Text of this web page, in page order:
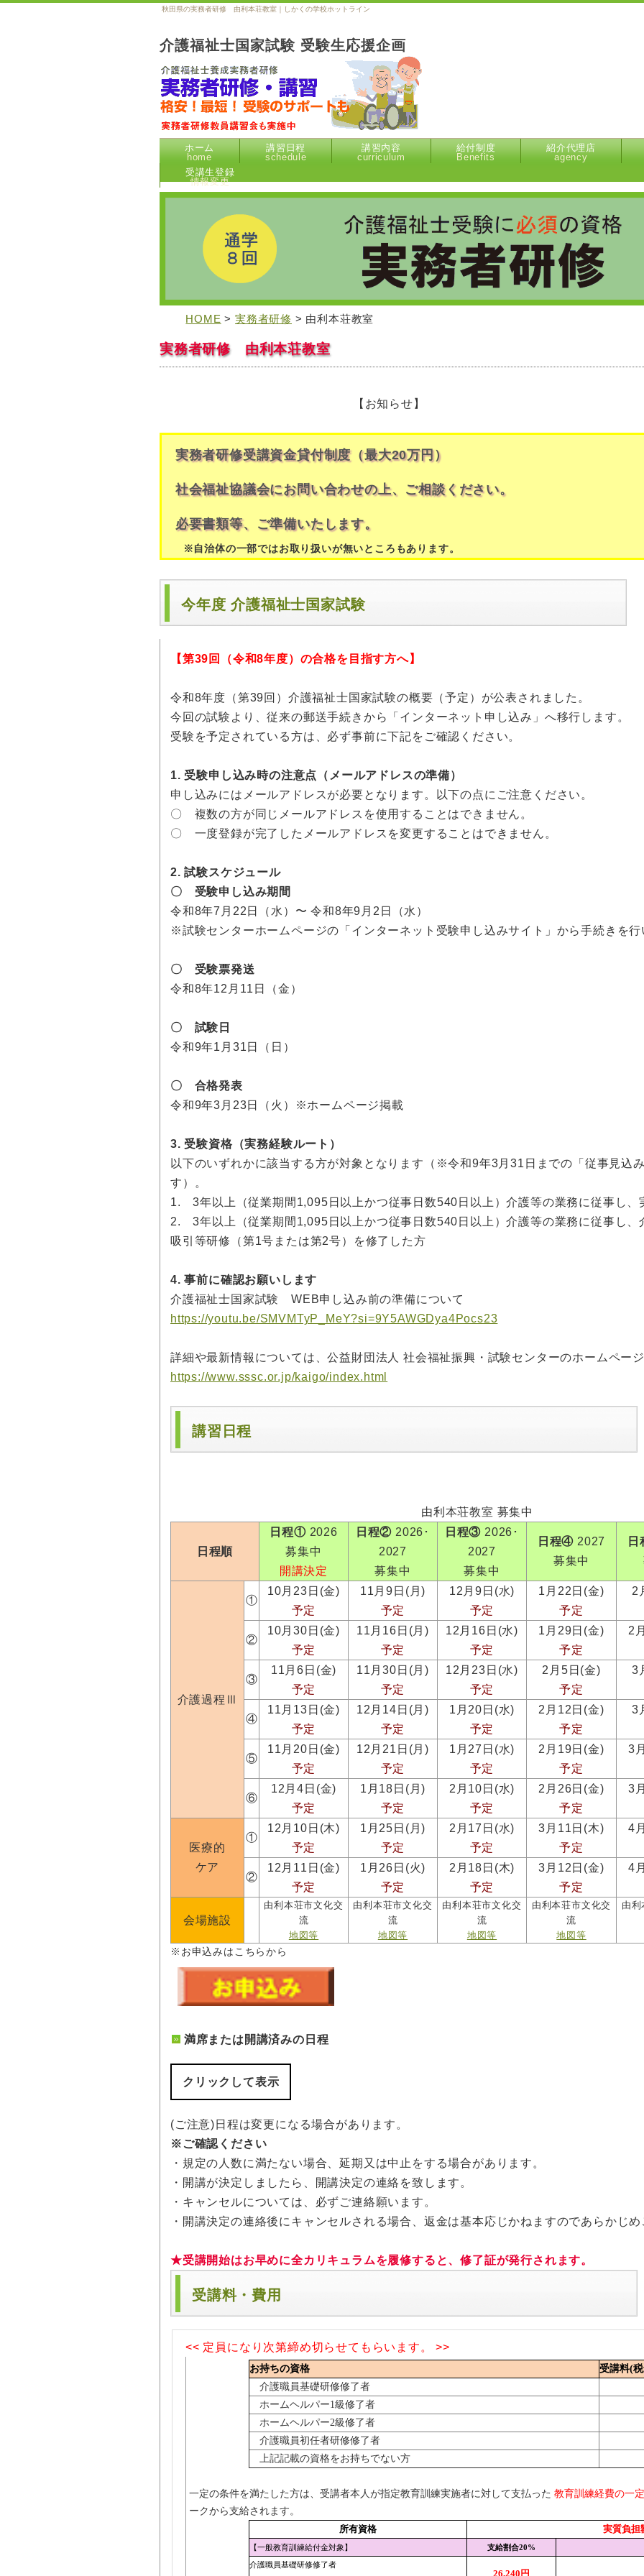
秋田県の実務者研修 由利本荘教室｜しかくの学校ホットライン
介護福祉士国家試験 受験生応援企画
ホーム
home
講習日程
schedule
講習内容
curriculum
給付制度
Benefits
紹介代理店
agency
受講生登録
情報変更
HOME >実務者研修 > 由利本荘教室
実務者研修 由利本荘教室
【お知らせ】
実務者研修受講資金貸付制度（最大20万円）
社会福祉協議会にお問い合わせの上、ご相談ください。
必要書類等、ご準備いたします。
※自治体の一部ではお取り扱いが無いところもあります。
今年度 介護福祉士国家試験
【第39回（令和8年度）の合格を目指す方へ】
令和8年度（第39回）介護福祉士国家試験の概要（予定）が公表されました。
今回の試験より、従来の郵送手続きから「インターネット申し込み」へ移行します。
受験を予定されている方は、必ず事前に下記をご確認ください。
1. 受験申し込み時の注意点（メールアドレスの準備）
申し込みにはメールアドレスが必要となります。以下の点にご注意ください。
〇 複数の方が同じメールアドレスを使用することはできません。
〇 一度登録が完了したメールアドレスを変更することはできません。
2. 試験スケジュール
〇 受験申し込み期間
令和8年7月22日（水）〜 令和8年9月2日（水）
※試験センターホームページの「インターネット受験申し込みサイト」から手続きを行
〇 受験票発送
令和8年12月11日（金）
〇 試験日
令和9年1月31日（日）
〇 合格発表
令和9年3月23日（火）※ホームページ掲載
3. 受験資格（実務経験ルート）
以下のいずれかに該当する方が対象となります（※令和9年3月31日までの「従事見込
す）。
1. 3年以上（従業期間1,095日以上かつ従事日数540日以上）介護等の業務に従事し、
2. 3年以上（従業期間1,095日以上かつ従事日数540日以上）介護等の業務に従事し、
吸引等研修（第1号または第2号）を修了した方
4. 事前に確認お願いします
介護福祉士国家試験 WEB申し込み前の準備について
https://youtu.be/SMVMTyP_MeY?si=9Y5AWGDya4Pocs23
詳細や最新情報については、公益財団法人 社会福祉振興・試験センターのホームペー
https://www.sssc.or.jp/kaigo/index.html
講習日程
由利本荘教室 募集中
日程順
日程①2026
募集中
開講決定
日程② 2026･
2027
募集中
日程③ 2026･
2027
募集中
日程④ 2027
募集中
介護過程Ⅲ
①
10月23日(金)
予定
11月9日(月)
予定
12月9日(水)
予定
1月22日(金)
予定
2
②
10月30日(金)
予定
11月16日(月)
予定
12月16日(水)
予定
1月29日(金)
予定
2
③
11月6日(金)
予定
11月30日(月)
予定
12月23日(水)
予定
2月5日(金)
予定
3
④
11月13日(金)
予定
12月14日(月)
予定
1月20日(水)
予定
2月12日(金)
予定
3
⑤
11月20日(金)
予定
12月21日(月)
予定
1月27日(水)
予定
2月19日(金)
予定
3
⑥
12月4日(金)
予定
1月18日(月)
予定
2月10日(水)
予定
2月26日(金)
予定
3
医療的
ケア
①
12月10日(木)
予定
1月25日(月)
予定
2月17日(水)
予定
3月11日(木)
予定
4
②
12月11日(金)
予定
1月26日(火)
予定
2月18日(木)
予定
3月12日(金)
予定
4
会場施設
由利本荘市文化交
流
地図等
由利本荘市文化交
流
地図等
由利本荘市文化交
流
地図等
由利本荘市文化交
流
地図等
由利
※お申込みはこちらから
満席または開講済みの日程
クリックして表示
(ご注意)日程は変更になる場合があります。
※ご確認ください
・規定の人数に満たない場合、延期又は中止をする場合があります。
・開講が決定しましたら、開講決定の連絡を致します。
・キャンセルについては、必ずご連絡願います。
・開講決定の連絡後にキャンセルされる場合、返金は基本応じかねますのであらかじ
★受講開始はお早めに全カリキュラムを履修すると、修了証が発行されます。
受講料・費用
<< 定員になり次第締め切らせてもらいます。 >>
お持ちの資格
受講料(
介護職員基礎研修修了者
ホームヘルパー1級修了者
ホームヘルパー2級修了者
介護職員初任者研修修了者
上記記載の資格をお持ちでない方
一定の条件を満たした方は、受講者本人が指定教育訓練実施者に対して支払った 教育訓練経費の一
ークから支給されます。
所有資格
実質負担
【一般教育訓練給付金対象】 支給割合20%
介護職員基礎研修修了者